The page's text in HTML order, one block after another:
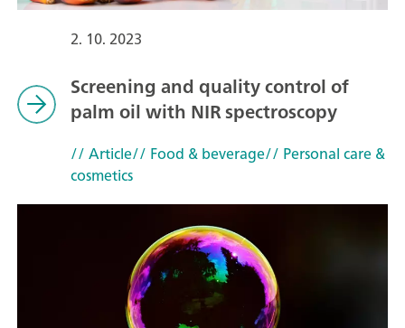
2. 10. 2023
Screening and quality control of
palm oil with NIR spectroscopy
// Article// Food & beverage// Personal care &
cosmetics